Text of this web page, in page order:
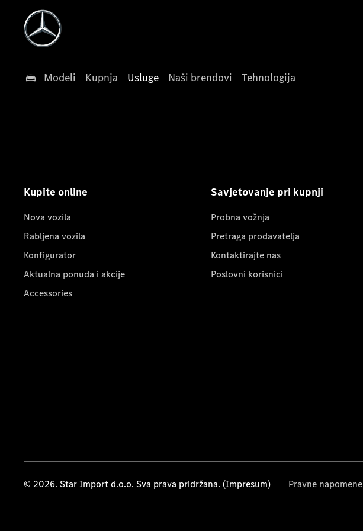
Modeli Kupnja Usluge Naši brendovi Tehnologija
Kupite online
Nova vozila
Rabljena vozila
Konfigurator
Aktualna ponuda i akcije
Accessories
Savjetovanje pri kupnji
Probna vožnja
Pretraga prodavatelja
Kontaktirajte nas
Poslovni korisnici
© 2026. Star Import d.o.o. Sva prava pridržana. (Impresum) Pravne napomene